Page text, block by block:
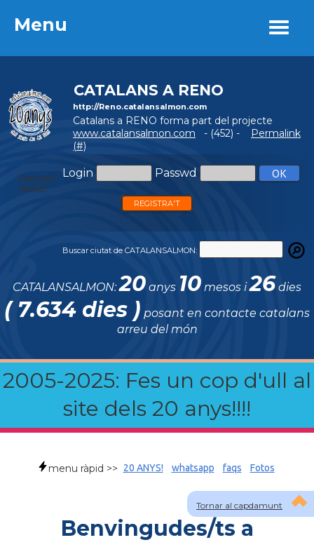
Menu
CATALANS A RENO
http://Reno.catalansalmon.com
Catalans a RENO forma part del projecte
www.catalansalmon.com - (452) -
Permalink
(#)
Login Passwd
Password
perdut?
REGISTRA'T
Buscar ciutat de CATALANSALMON:
CATALANSALMON:20 anys 10 mesos i26 dies
( 7.634 dies ) posant en contacte catalans
arreu del món
2005-2025: Fes un cop d'ull al
site dels 20 anys!!!!
Menu
Tornar al capdamunt
menu ràpid >> 20 ANYS! whatsapp faqs Fotos
Benvingudes/ts a